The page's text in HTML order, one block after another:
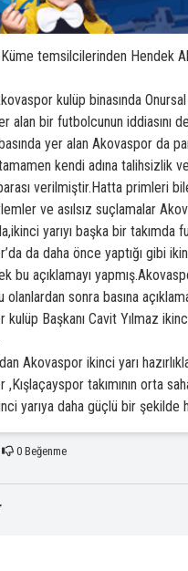
temsilcilerinden Hendek
kulüp binasında
alan bir futbolcunun iddiasını
yer alan Akovaspor da
kendi adına talihsizlik
verilmiştir.Hatta primleri
ve asılsız suçlamalar
yarıyı başka bir
da daha önce yaptığı gibi
bu açıklamayı
sonra basına
kulüp Başkanı Cavit Yılmaz
Akovaspor ikinci yarı
takımının orta
yarıya daha güçlü bir şekilde
0Beğenme